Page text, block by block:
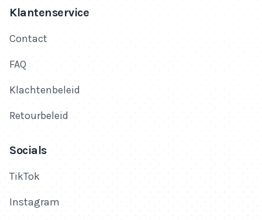
Klantenservice
Contact
FAQ
Klachtenbeleid
Retourbeleid
Socials
TikTok
Instagram